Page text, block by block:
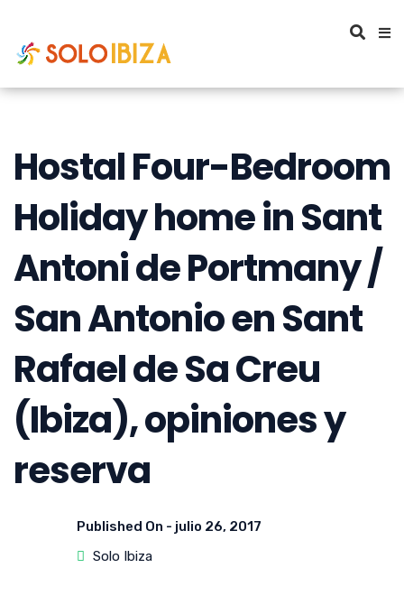
Hostal Four-Bedroom
Holiday home in Sant
Antoni de Portmany /
San Antonio en Sant
Rafael de Sa Creu
(Ibiza), opiniones y
reserva
Published On - julio 26, 2017
Solo Ibiza